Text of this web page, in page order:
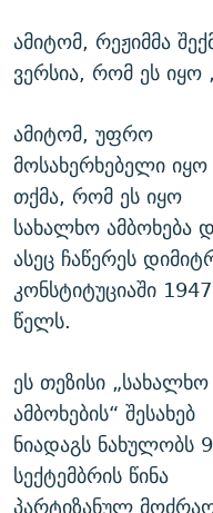
ამიტომ, რეჟიმმა
ვერსია, რომ ეს იყო
ამიტომ, უფრო
მოსახერხებელი იყო
თქმა, რომ ეს იყო
სახალხო ამბოხება
ასეც ჩაწერეს
კონსტიტუციაში 1947
წელს.
ეს თეზისი „სახალხო
ამბოხების“ შესახებ
ნიადაგს ნახულობს 9
სექტემბრის წინა